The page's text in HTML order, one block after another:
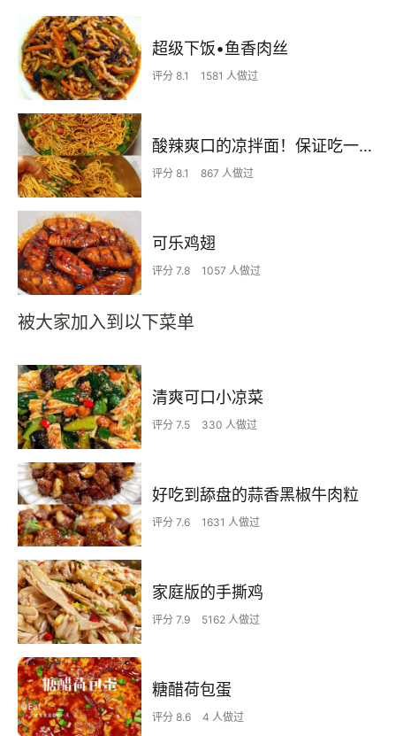
超级下饭•鱼香肉丝
评分 8.1 1581 人做过
酸辣爽口的凉拌面！保证吃一次就上瘾
评分 8.1 867 人做过
可乐鸡翅
评分 7.8 1057 人做过
被大家加入到以下菜单
清爽可口小凉菜
评分 7.5 330 人做过
好吃到舔盘的蒜香黑椒牛肉粒
评分 7.6 1631 人做过
家庭版的手撕鸡
评分 7.9 5162 人做过
糖醋荷包蛋
评分 8.6 4 人做过